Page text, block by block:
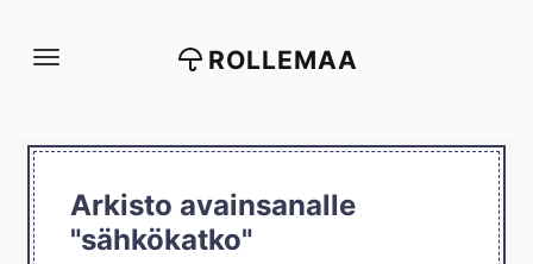
suoraan
ROLLEMAA
Arkisto avainsanalle
"sähkökatko"